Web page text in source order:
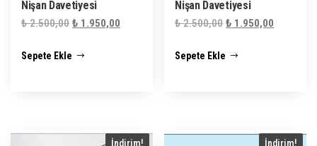
Nişan Davetiyesi
₺2.500,00 Orijinal
₺ 2.500,00.
₺ 1.950,00
Sepete Ekle
Nişan Davetiyesi
₺2.500,00 Orijinal
₺ 2.500,00.
₺ 1.950,00
Sepete Ekle
İndirim! İndirim!